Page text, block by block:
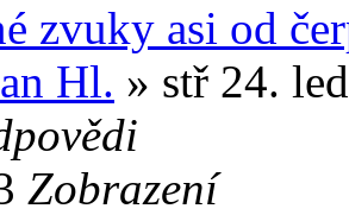
zvuky asi od
Hl. » stř 24.
Zobrazení